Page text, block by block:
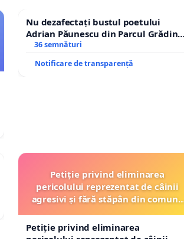
Nu dezafectați bustul poetului
Adrian Păunescu din Parcul Grădina
Icoanei! Stop cenzurii culturale!
36 semnături
Notificare de transparență
Petiție privind eliminarea
pericolului reprezentat de câinii
agresivi și fără stăpân din comuna
Petiție privind eliminarea